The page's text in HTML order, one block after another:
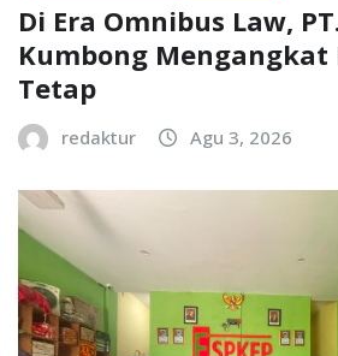
Di Era Omnibus Law,
Kumbong Mengangkat
Tetap
redaktur Agu 3, 2026